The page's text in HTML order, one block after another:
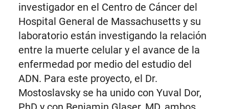
investigador en el Centro de Cáncer del
Hospital General de Massachusetts y su
laboratorio están investigando la relación
entre la muerte celular y el avance de la
enfermedad por medio del estudio del
ADN. Para este proyecto, el Dr.
Mostoslavsky se ha unido con Yuval Dor,